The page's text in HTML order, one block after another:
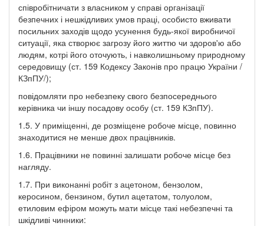
співробітничати з власником у справі організації
безпечних і нешкідливих умов праці, особисто вживати
посильних заходів щодо усунення будь-якої виробничої
ситуації, яка створює загрозу його життю чи здоров'ю або
людям, котрі його оточують, і навколишньому природному
середовищу (ст. 159 Кодексу Законів про працю України /
КЗпПУ/);
повідомляти про небезпеку свого безпосереднього
керівника чи іншу посадову особу (ст. 159 КЗпПУ).
1.5. У приміщенні, де розміщене робоче місце, повинно
знаходитися не менше двох працівників.
1.6. Працівники не повинні залишати робоче місце без
нагляду.
1.7. При виконанні робіт з ацетоном, бензолом,
керосином, бензином, бутил ацетатом, толуолом,
етиловим ефіром можуть мати місце такі небезпечні та
шкідливі чинники: